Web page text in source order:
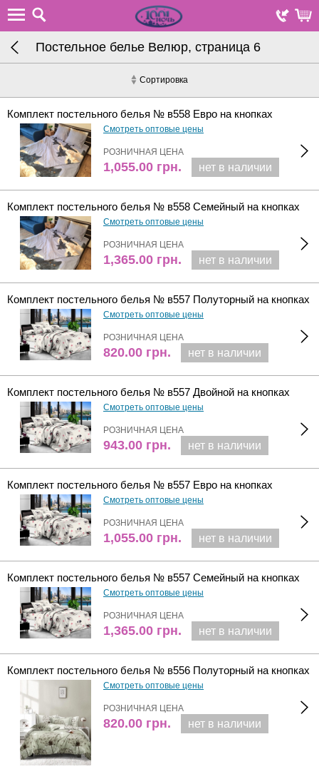
Постельное белье Велюр, страница 6
Сортировка
Комплект постельного белья № в558 Евро на кнопках
Смотреть оптовые цены
РОЗНИЧНАЯ ЦЕНА
1,055.00 грн. нет в наличии
Комплект постельного белья № в558 Семейный на кнопках
Смотреть оптовые цены
РОЗНИЧНАЯ ЦЕНА
1,365.00 грн. нет в наличии
Комплект постельного белья № в557 Полуторный на кнопках
Смотреть оптовые цены
РОЗНИЧНАЯ ЦЕНА
820.00 грн. нет в наличии
Комплект постельного белья № в557 Двойной на кнопках
Смотреть оптовые цены
РОЗНИЧНАЯ ЦЕНА
943.00 грн. нет в наличии
Комплект постельного белья № в557 Евро на кнопках
Смотреть оптовые цены
РОЗНИЧНАЯ ЦЕНА
1,055.00 грн. нет в наличии
Комплект постельного белья № в557 Семейный на кнопках
Смотреть оптовые цены
РОЗНИЧНАЯ ЦЕНА
1,365.00 грн. нет в наличии
Комплект постельного белья № в556 Полуторный на кнопках
Смотреть оптовые цены
РОЗНИЧНАЯ ЦЕНА
820.00 грн. нет в наличии